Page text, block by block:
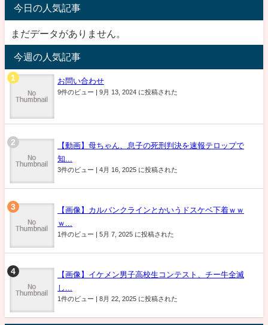
今日の人気記事
まだデータがありません。
今週の人気記事
お問い合わせ
9件のビュー | 9月 13, 2024 に投稿された
【動画】母ちゃん、息子の死刑判決を速報テロップで
知...
3件のビュー | 4月 16, 2025 に投稿された
【画像】カルバンクラインとかいうドスケベ下着ｗｗ
ｗ...
1件のビュー | 5月 7, 2025 に投稿された
【画像】イケメン男子高校生コンテスト、チー牛全滅
し...
1件のビュー | 8月 22, 2025 に投稿された